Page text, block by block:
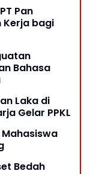
Pan
Kerja bagi
Bahasa
Laka di
Gelar PPKL
Mahasiswa
Bedah